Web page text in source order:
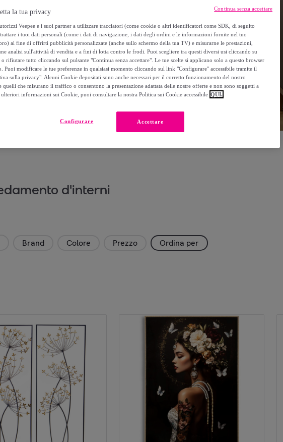
d'interni
Brand Colore Prezzo Ordina per
la tua privacy
Veepee e i suoi partner a utilizzare tracciatori (come cookie o altri identificatori come SDK, di seguito
i tuoi dati personali (come i dati di navigazione, i dati degli ordini e le informazioni fornite nel tuo
al fine di offrirti pubblicità personalizzate (anche sullo schermo della tua TV) e misurarne le prestazioni,
analisi sull'attività di vendita e a fini di lotta contro le frodi. Puoi scegliere tra questi diversi usi cliccando su
rifiutare tutto cliccando sul pulsante "Continua senza accettare". Le tue scelte si applicano solo a questo browser
Puoi modificare le tue preferenze in qualsiasi momento cliccando sul link "Configurare" accessibile tramite il
sulla privacy". Alcuni Cookie depositati sono anche necessari per il corretto funzionamento del nostro
quelli che misurano il traffico o consentono la presentazione adattata delle nostre offerte e non sono soggetti a
ulteriori informazioni sui Cookie, puoi consultare la nostra Politica sui Cookie accessibile QUI.
Accettare
Configurare
Continua senza accettare